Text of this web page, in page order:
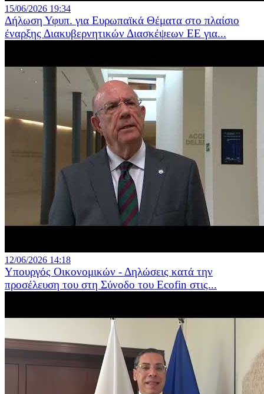
15/06/2026 19:34
Δήλωση Υφυπ. για Ευρωπαϊκά Θέματα στο πλαίσιο
έναρξης Διακυβερνητικών Διασκέψεων ΕΕ για...
12/06/2026 14:18
Υπουργός Οικονομικών - Δηλώσεις κατά την
προσέλευση του στη Σύνοδο του Ecofin στις...